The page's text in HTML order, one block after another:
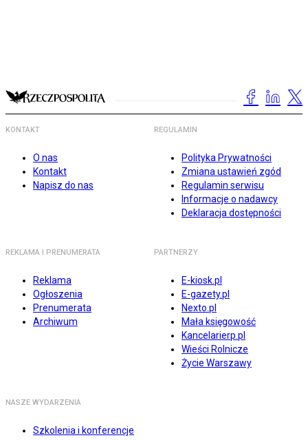
KONTAKT
O nas
Kontakt
Napisz do nas
REGULAMIN
Polityka Prywatności
Zmiana ustawień zgód
Regulamin serwisu
Informacje o nadawcy
Deklaracja dostępności
REKLAMA I PRENUMERATA
Reklama
Ogłoszenia
Prenumerata
Archiwum
PARTNERZY
E-kiosk.pl
E-gazety.pl
Nexto.pl
Mała księgowość
Kancelarierp.pl
Wieści Rolnicze
Życie Warszawy
NASZE WYDARZENIA
Szkolenia i konferencje